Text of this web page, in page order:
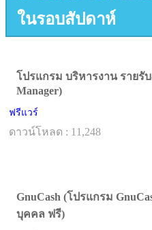
ในรอบสัปดาห์
โปรแกรม บริหารงาน รายรับ
Manager)
ฟรีแวร์
ดาวน์โหลด : 11,248
GnuCash (โปรแกรม
บุคคล ฟรี)